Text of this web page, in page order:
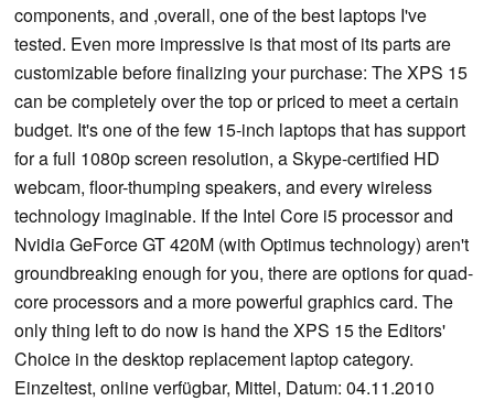
components, and ,overall, one of the best laptops I've
tested. Even more impressive is that most of its parts are
customizable before finalizing your purchase: The XPS 15
can be completely over the top or priced to meet a certain
budget. It's one of the few 15-inch laptops that has support
for a full 1080p screen resolution, a Skype-certified HD
webcam, floor-thumping speakers, and every wireless
technology imaginable. If the Intel Core i5 processor and
Nvidia GeForce GT 420M (with Optimus technology) aren't
groundbreaking enough for you, there are options for quad-
core processors and a more powerful graphics card. The
only thing left to do now is hand the XPS 15 the Editors'
Choice in the desktop replacement laptop category.
Einzeltest, online verfügbar, Mittel, Datum: 04.11.2010